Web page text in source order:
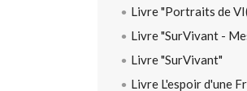
Livre "Portraits de
Livre "SurVivant -
Livre "SurVivant"
Livre L'espoir d'une